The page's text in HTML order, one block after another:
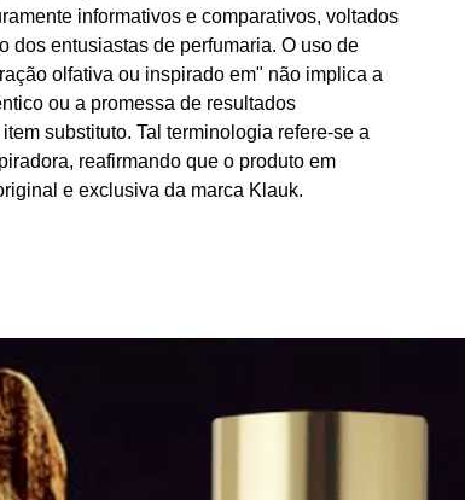
informativos e comparativos, voltados
dos entusiastas de perfumaria. O uso de
olfativa ou inspirado em" não implica a
ou a promessa de resultados
substituto. Tal terminologia refere-se a
reafirmando que o produto em
e exclusiva da marca Klauk.